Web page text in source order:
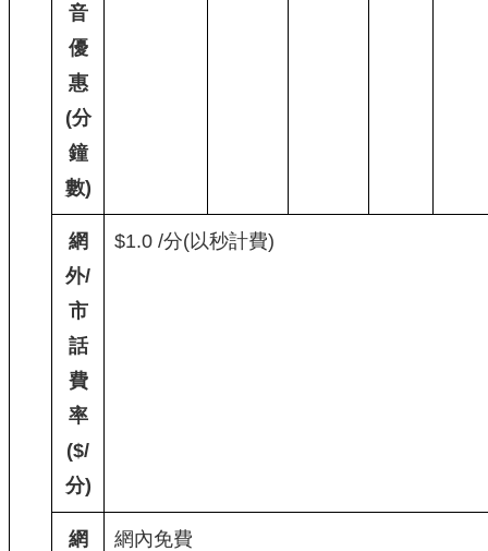
音
優
惠
(分
鐘
數)
網
外/
市
話
費
率
($/
分)
$1.0 /分(以秒計費)
網
網內免費